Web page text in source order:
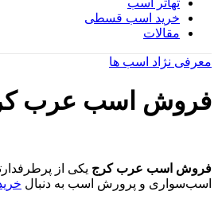
تهاتر اسب
خرید اسب قسطی
مقالات
معرفی نژاد اسب ها
فروش اسب عرب
فروش اسب عرب کرج یکی از
اسب‌سواری و پرورش اسب به دنبال